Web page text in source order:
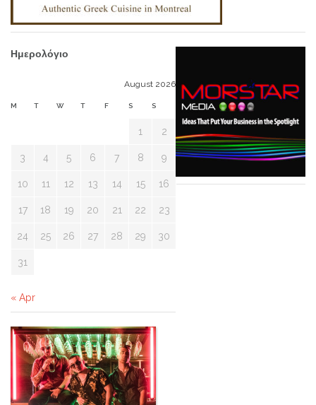
Ημερολόγιο
August 2026
M T W T F S S
1 2
3 4 5 6 7 8 9
10 11 12 13 14 15 16
17 18 19 20 21 22 23
24 25 26 27 28 29 30
31
« Apr